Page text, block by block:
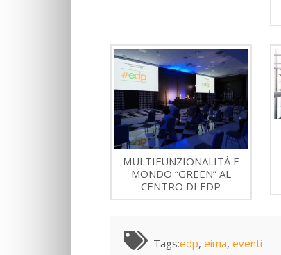
MULTIFUNZIONALITÀ E
MONDO “GREEN” AL
CENTRO DI EDP
Tags:edp,eima,eventi